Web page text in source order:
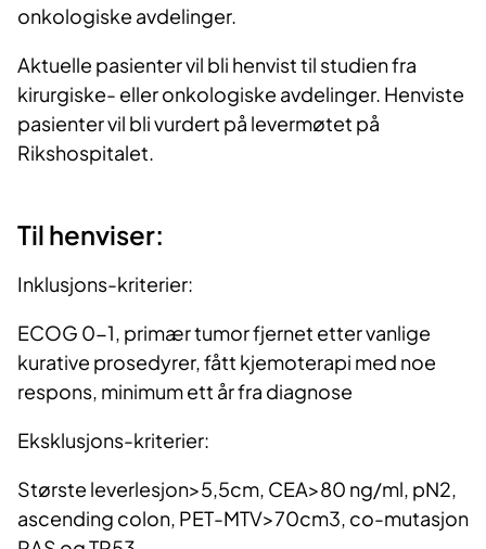
onkologiske avdelinger.
Aktuelle pasienter vil bli henvist til studien fra
kirurgiske- eller onkologiske avdelinger. Henviste
pasienter vil bli vurdert på levermøtet på
Rikshospitalet.
Til henviser:
Inklusjons-kriterier:
ECOG 0-1, primær tumor fjernet etter vanlige
kurative prosedyrer, fått kjemoterapi med noe
respons, minimum ett år fra diagnose
Eksklusjons-kriterier:
Største leverlesjon>5,5cm, CEA>80 ng/ml, pN2,
ascending colon, PET-MTV>70cm3, co-mutasjon